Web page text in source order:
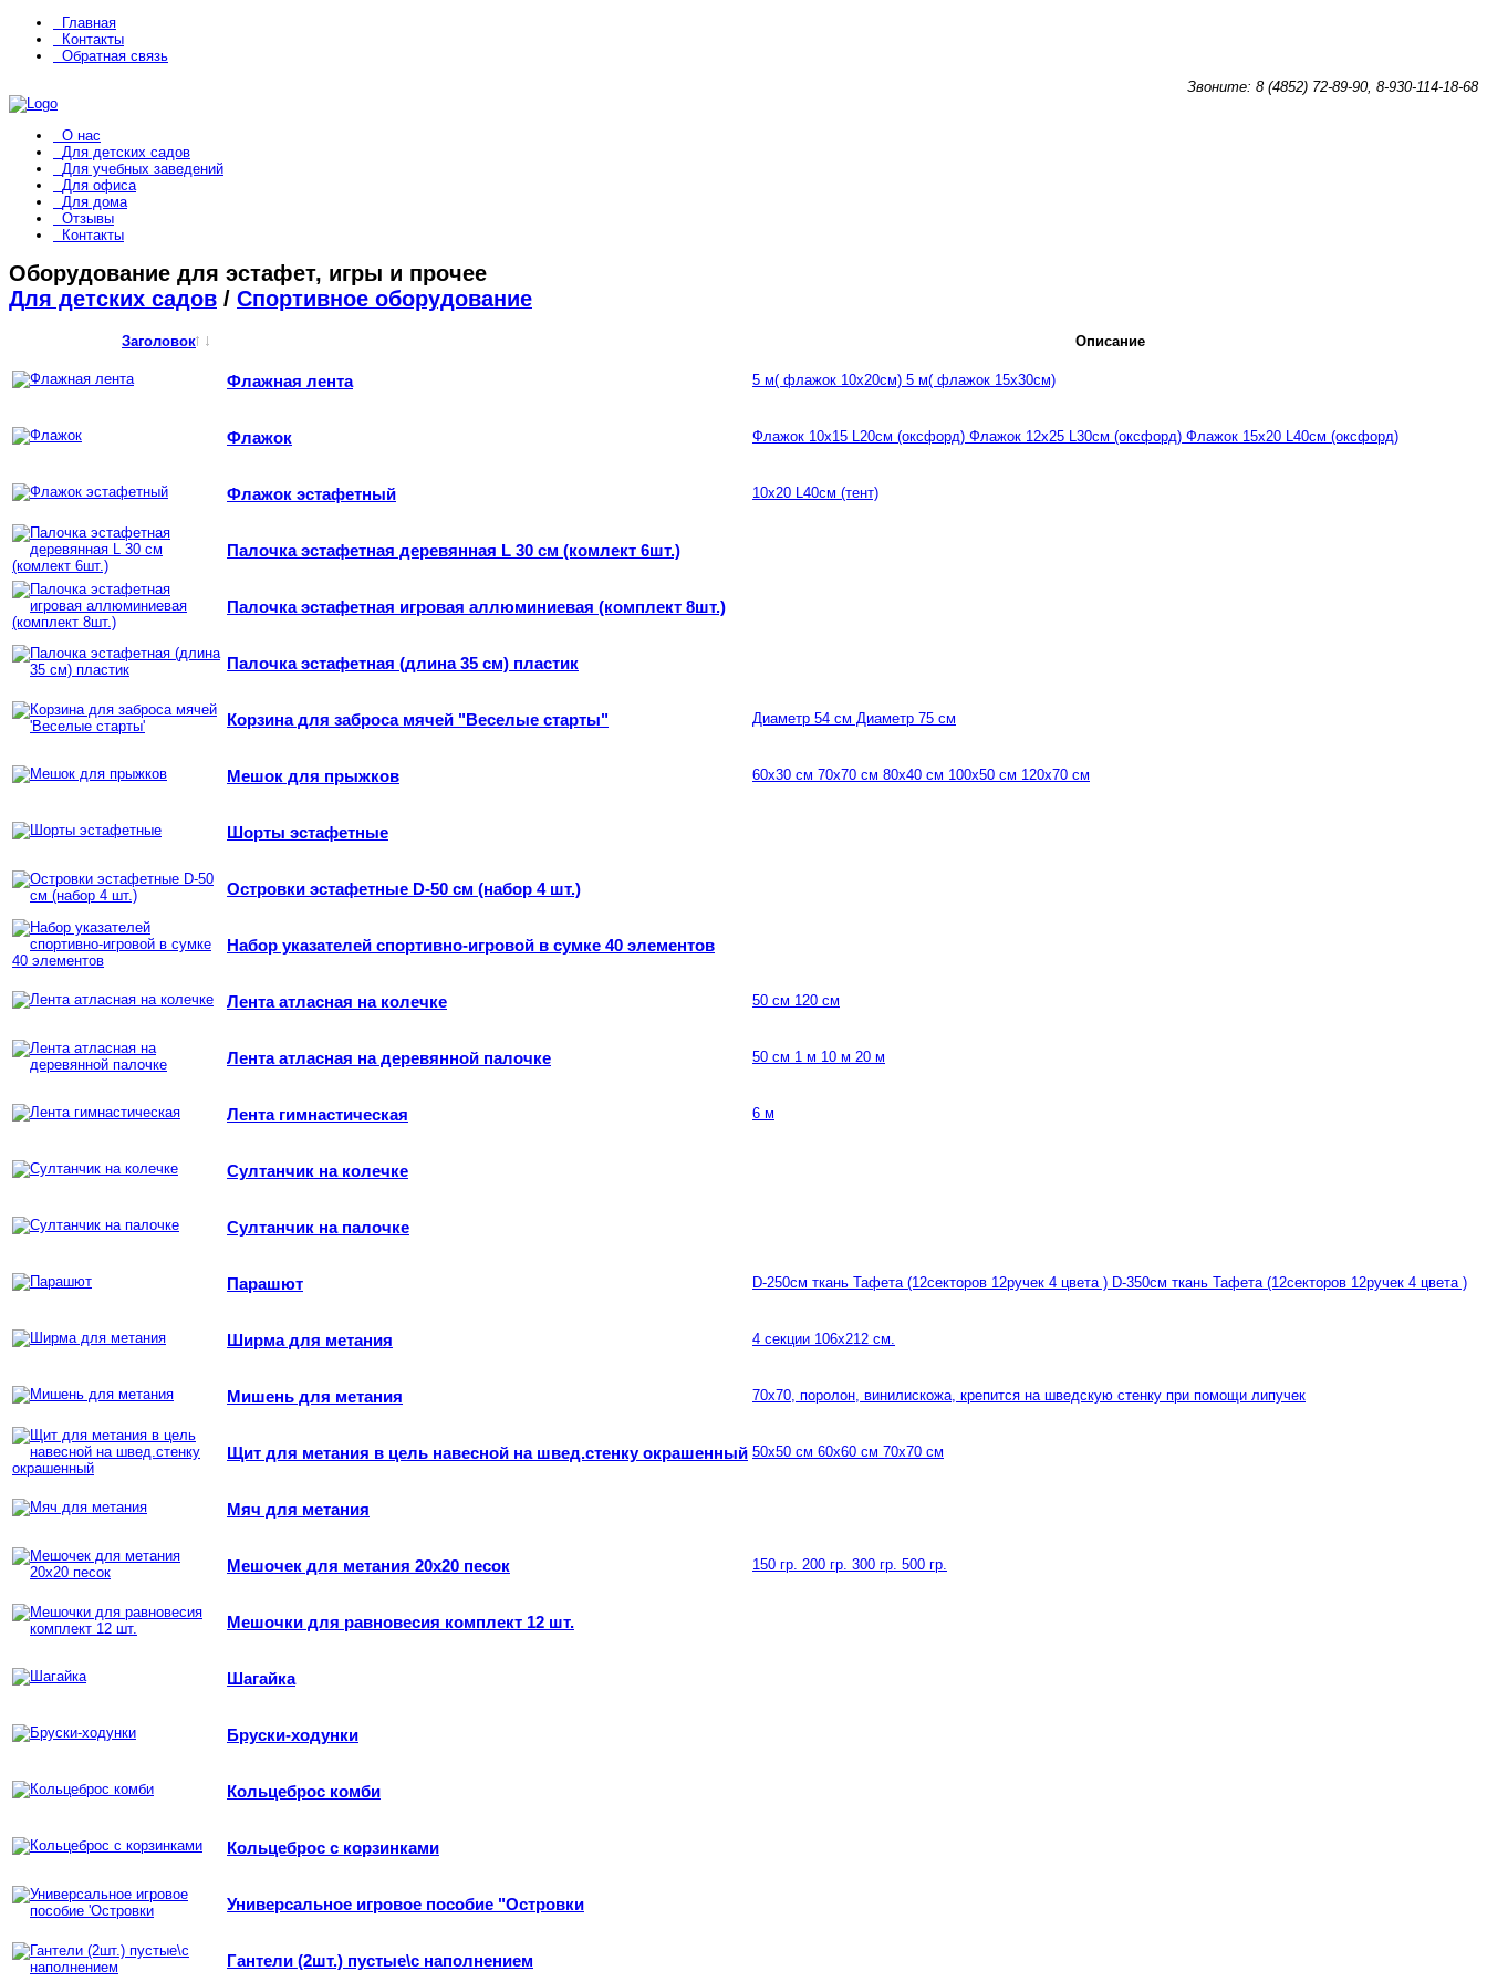
Главная
Контакты
Обратная связь
Звоните: 8 (4852) 72-89-90, 8-930-114-18-68
О нас
Для детских садов
Для учебных заведений
Для офиса
Для дома
Отзывы
Контакты
Оборудование для эстафет, игры и прочее
Для детских садов / Спортивное оборудование
Заголовок Описание
Флажная лента 5 м( флажок 10х20см) 5 м( флажок 15х30см)
Флажок Флажок 10х15 L20см (оксфорд) Флажок 12х25 L30см (оксфорд) Флажок 15х20 L40см (оксфорд)
Флажок эстафетный 10х20 L40см (тент)
Палочка эстафетная деревянная L 30 см (комлект 6шт.)
Палочка эстафетная игровая аллюминиевая (комплект 8шт.)
Палочка эстафетная (длина 35 см) пластик
Корзина для заброса мячей "Веселые старты" Диаметр 54 см Диаметр 75 см
Мешок для прыжков 60х30 см 70х70 см 80х40 см 100х50 см 120х70 см
Шорты эстафетные
Островки эстафетные D-50 см (набор 4 шт.)
Набор указателей спортивно-игровой в сумке 40 элементов
Лента атласная на колечке 50 см 120 см
Лента атласная на деревянной палочке 50 см 1 м 10 м 20 м
Лента гимнастическая 6 м
Султанчик на колечке
Султанчик на палочке
Парашют D-250см ткань Тафета (12секторов 12ручек 4 цвета ) D-350см ткань Тафета (12секторов 12ручек 4 цвета )
Ширма для метания 4 секции 106х212 см.
Мишень для метания 70х70, поролон, винилискожа, крепится на шведскую стенку при помощи липучек
Щит для метания в цель навесной на швед.стенку окрашенный 50х50 см 60х60 см 70х70 см
Мяч для метания
Мешочек для метания 20х20 песок 150 гр. 200 гр. 300 гр. 500 гр.
Мешочки для равновесия комплект 12 шт.
Шагайка
Бруски-ходунки
Кольцеброс комби
Кольцеброс с корзинками
Универсальное игровое пособие "Островки
Гантели (2шт.) пустые\с наполнением